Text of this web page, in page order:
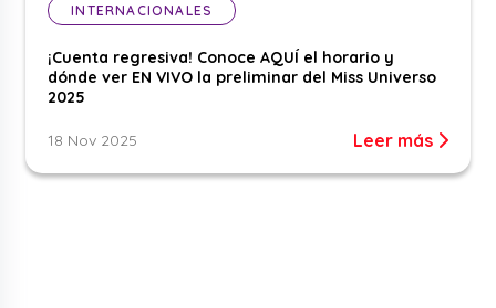
INTERNACIONALES
¡Cuenta regresiva! Conoce AQUÍ el horario y
dónde ver EN VIVO la preliminar del Miss Universo
2025
18 Nov 2025 Leer más